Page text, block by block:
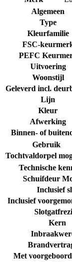
Algemeen
Type
Kleurfamilie
FSC-
PEFC
Uitvoering
Woonstijl
Geleverd incl.
Lijn
Kleur
Afwerking
Binnen- of
Gebruik
Tochtvaldorpel
Technische
Schuifdeur
Inclusief
Inclusief
Kern
Met